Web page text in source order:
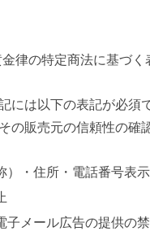
律の特定商法に基づく
には以下の表記が必須
の販売元の信頼性の確
）・住所・電話番号表
子メール広告の提供の